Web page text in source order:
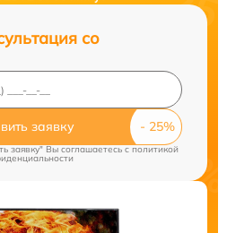
со
заявку
заявку" Вы соглашаетесь c политикой